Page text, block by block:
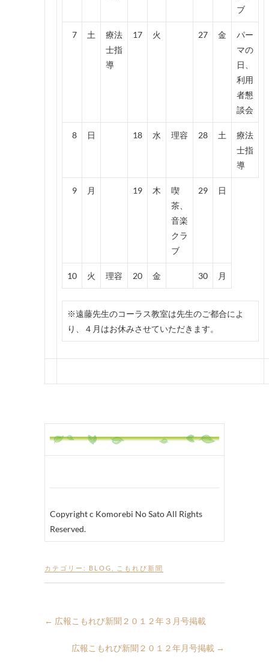
ブ
7 土
療法
士指
導
17 火 27 金
パー
マの
日、
利用
者懇
談会
8 日 18 水 理容 28 土
療法
士指
導
9 月 19 木
喫
茶、
音楽
クラ
ブ
29 日
10 火 理容 20 金 30 月
※遠藤先生のコーラス教室は先生のご都合によ
り、４月はお休みさせていただきます。
Copyright c Komorebi No Sato All Rights
Reserved.
カテゴリー: BLOG こもれび新聞
← 広報こもれび新聞２０１２年３月号掲載
広報こもれび新聞２０１２年月号掲載 →